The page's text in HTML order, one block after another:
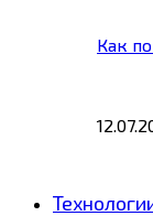
Как